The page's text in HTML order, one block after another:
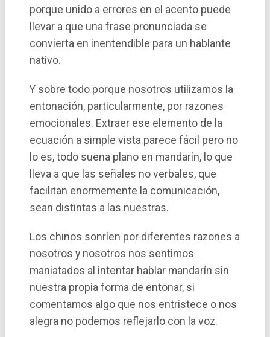
porque unido a errores en el acento puede
llevar a que una frase pronunciada se
convierta en inentendible para un hablante
nativo.
Y sobre todo porque nosotros utilizamos la
entonación, particularmente, por razones
emocionales. Extraer ese elemento de la
ecuación a simple vista parece fácil pero no
lo es, todo suena plano en mandarí­n, lo que
lleva a que las señales no verbales, que
facilitan enormemente la comunicación,
sean distintas a las nuestras.
Los chinos sonrí­en por diferentes razones a
nosotros y nosotros nos sentimos
maniatados al intentar hablar mandarí­n sin
nuestra propia forma de entonar, si
comentamos algo que nos entristece o nos
alegra no podemos reflejarlo con la voz.